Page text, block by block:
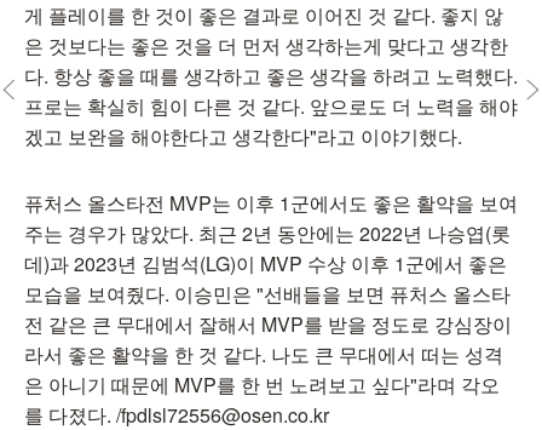
게 플레이를 한 것이 좋은 결과로 이어진 것 같다. 좋지 않
은 것보다는 좋은 것을 더 먼저 생각하는게 맞다고 생각한
다. 항상 좋을 때를 생각하고 좋은 생각을 하려고 노력했다.
프로는 확실히 힘이 다른 것 같다. 앞으로도 더 노력을 해야
겠고 보완을 해야한다고 생각한다"라고 이야기했다.
퓨처스 올스타전 MVP는 이후 1군에서도 좋은 활약을 보여
주는 경우가 많았다. 최근 2년 동안에는 2022년 나승엽(롯
데)과 2023년 김범석(LG)이 MVP 수상 이후 1군에서 좋은
모습을 보여줬다. 이승민은 "선배들을 보면 퓨처스 올스타
전 같은 큰 무대에서 잘해서 MVP를 받을 정도로 강심장이
라서 좋은 활약을 한 것 같다. 나도 큰 무대에서 떠는 성격
은 아니기 때문에 MVP를 한 번 노려보고 싶다"라며 각오
를 다졌다. /fpdlsl72556@osen.co.kr